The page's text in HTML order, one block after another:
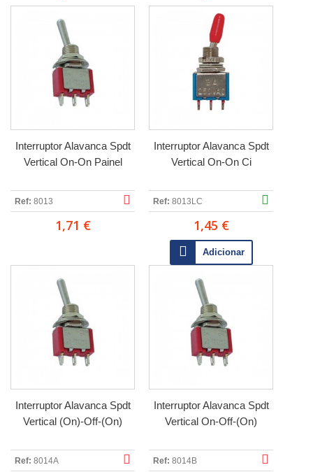
Interruptor Alavanca Spdt
Vertical On-On Painel
Ref: 8013
1,71 €
Interruptor Alavanca Spdt
Vertical On-On Ci
Ref: 8013LC
1,45 €
Adicionar
Interruptor Alavanca Spdt
Vertical (On)-Off-(On)
Ref: 8014A
Interruptor Alavanca Spdt
Vertical On-Off-(On)
Ref: 8014B